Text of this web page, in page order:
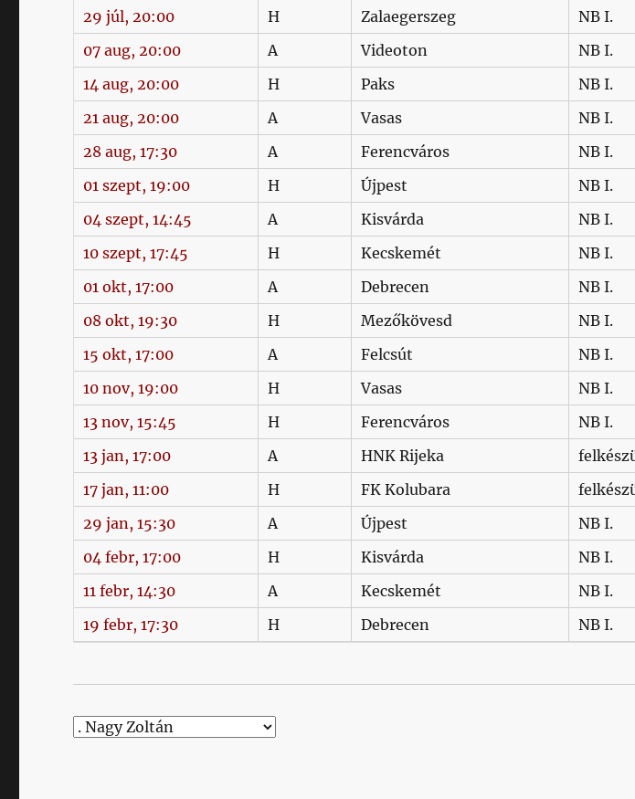
29 júl, 20:00
H Zalaegerszeg NB I.
07 aug, 20:00
A Videoton NB I.
14 aug, 20:00
H Paks NB I.
21 aug, 20:00
A Vasas NB I.
28 aug, 17:30
A Ferencváros NB I.
01 szept, 19:00
H Újpest NB I.
04 szept, 14:45
A Kisvárda NB I.
10 szept, 17:45
H Kecskemét NB I.
01 okt, 17:00
A Debrecen NB I.
08 okt, 19:30
H Mezőkövesd NB I.
15 okt, 17:00
A Felcsút NB I.
10 nov, 19:00
H Vasas NB I.
13 nov, 15:45
H Ferencváros NB I.
13 jan, 17:00
A HNK Rijeka
17 jan, 11:00
H FK Kolubara
29 jan, 15:30
A Újpest NB I.
04 febr, 17:00
H Kisvárda NB I.
11 febr, 14:30
A Kecskemét NB I.
19 febr, 17:30
H Debrecen NB I.